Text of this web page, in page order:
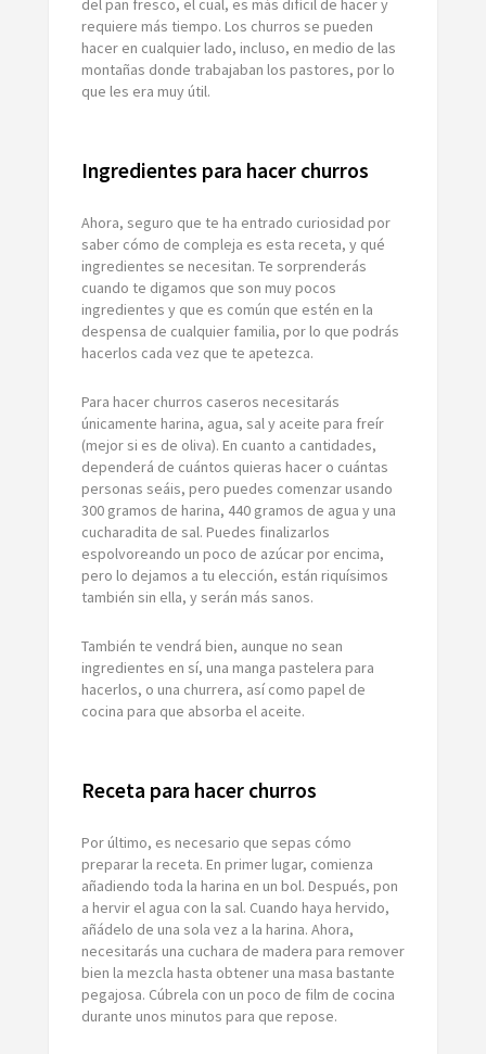
del pan fresco, el cual, es más difícil de hacer y
requiere más tiempo. Los churros se pueden
hacer en cualquier lado, incluso, en medio de las
montañas donde trabajaban los pastores, por lo
que les era muy útil.
Ingredientes para hacer churros
Ahora, seguro que te ha entrado curiosidad por
saber cómo de compleja es esta receta, y qué
ingredientes se necesitan. Te sorprenderás
cuando te digamos que son muy pocos
ingredientes y que es común que estén en la
despensa de cualquier familia, por lo que podrás
hacerlos cada vez que te apetezca.
Para hacer churros caseros necesitarás
únicamente harina, agua, sal y aceite para freír
(mejor si es de oliva). En cuanto a cantidades,
dependerá de cuántos quieras hacer o cuántas
personas seáis, pero puedes comenzar usando
300 gramos de harina, 440 gramos de agua y una
cucharadita de sal. Puedes finalizarlos
espolvoreando un poco de azúcar por encima,
pero lo dejamos a tu elección, están riquísimos
también sin ella, y serán más sanos.
También te vendrá bien, aunque no sean
ingredientes en sí, una manga pastelera para
hacerlos, o una churrera, así como papel de
cocina para que absorba el aceite.
Receta para hacer churros
Por último, es necesario que sepas cómo
preparar la receta. En primer lugar, comienza
añadiendo toda la harina en un bol. Después, pon
a hervir el agua con la sal. Cuando haya hervido,
añádelo de una sola vez a la harina. Ahora,
necesitarás una cuchara de madera para remover
bien la mezcla hasta obtener una masa bastante
pegajosa. Cúbrela con un poco de film de cocina
durante unos minutos para que repose.